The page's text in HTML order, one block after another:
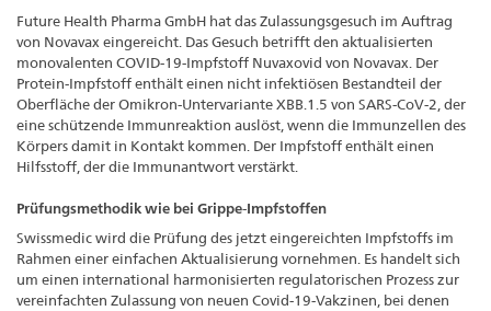
Future Health Pharma GmbH hat das Zulassungsgesuch im Auftrag
von Novavax eingereicht. Das Gesuch betrifft den aktualisierten
monovalenten COVID-19-Impfstoff Nuvaxovid von Novavax. Der
Protein-Impfstoff enthält einen nicht infektiösen Bestandteil der
Oberfläche der Omikron-Untervariante XBB.1.5 von SARS-CoV-2, der
eine schützende Immunreaktion auslöst, wenn die Immunzellen des
Körpers damit in Kontakt kommen. Der Impfstoff enthält einen
Hilfsstoff, der die Immunantwort verstärkt.
Prüfungsmethodik wie bei Grippe-Impfstoffen
Swissmedic wird die Prüfung des jetzt eingereichten Impfstoffs im
Rahmen einer einfachen Aktualisierung vornehmen. Es handelt sich
um einen international harmonisierten regulatorischen Prozess zur
vereinfachten Zulassung von neuen Covid-19-Vakzinen, bei denen